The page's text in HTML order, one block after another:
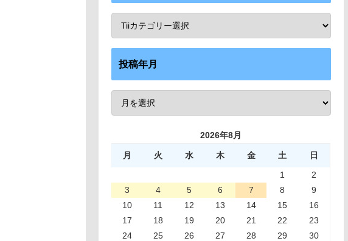
投稿年月
2026年8月
月 火 水 木 金 土
日
1
2
3
4 5 6 7 8
9
10
11 12 13 14 15
16
17
18 19 20 21 22
23
24
25 26 27 28 29
30